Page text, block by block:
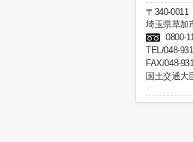
〒340-0011
埼玉県草加
0800-
TEL/048-
FAX/048-
国土交通大